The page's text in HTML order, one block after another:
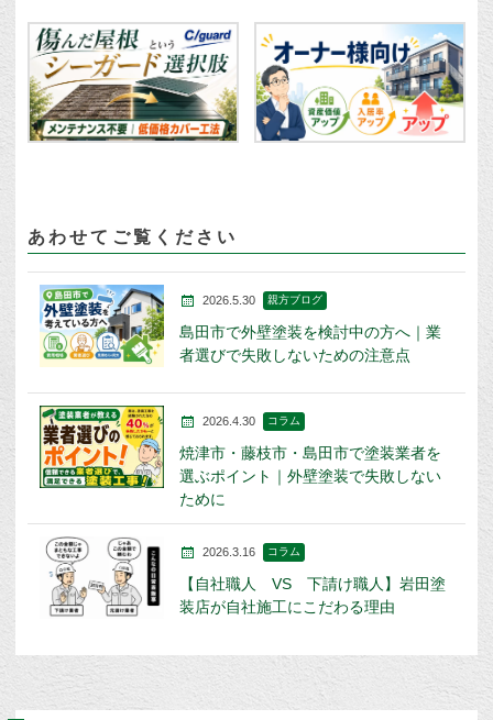
あわせてご覧ください
2026.5.30 親方ブログ
島田市で外壁塗装を検討中の方へ｜業
者選びで失敗しないための注意点
2026.4.30 コラム
焼津市・藤枝市・島田市で塗装業者を
選ぶポイント｜外壁塗装で失敗しない
ために
2026.3.16 コラム
【自社職人 VS 下請け職人】岩田塗
装店が自社施工にこだわる理由